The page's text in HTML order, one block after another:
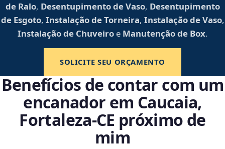
de Ralo, Desentupimento de Vaso, Desentupimento
de Esgoto, Instalação de Torneira, Instalação de Vaso,
Instalação de Chuveiroe Manutenção de Box.
SOLICITE SEU ORÇAMENTO
Benefícios de contar com um
encanador em Caucaia,
Fortaleza‑CE próximo de
mim